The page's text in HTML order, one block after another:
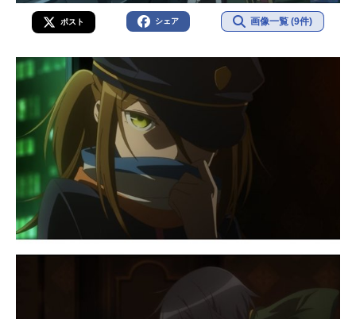
ポスト シェア 画像一覧 (9件)